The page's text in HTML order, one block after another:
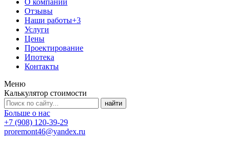
О компании
Отзывы
Наши работы+3
Услуги
Цены
Проектирование
Ипотека
Контакты
Меню
Калькулятор стоимости
Больше о нас
+7 (908) 120-39-29
proremont46@yandex.ru